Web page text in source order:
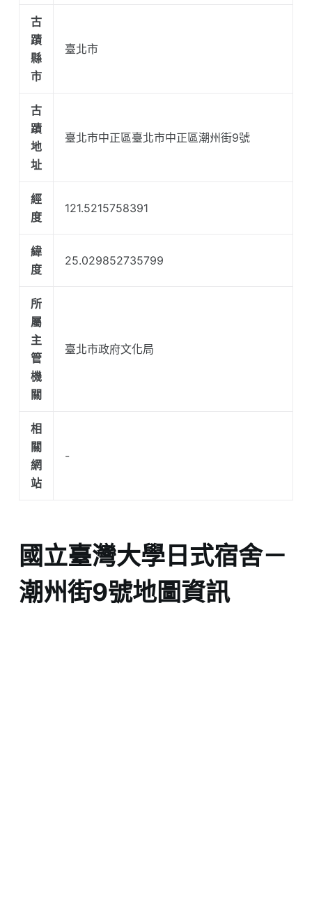
古
蹟
縣
市
臺北市
古
蹟
地
址
臺北市中正區臺北市中正區潮州街9號
經
度
121.5215758391
緯
度
25.029852735799
所
屬
主
管
機
關
臺北市政府文化局
相
關
網
站
-
國立臺灣大學日式宿舍－
潮州街9號地圖資訊